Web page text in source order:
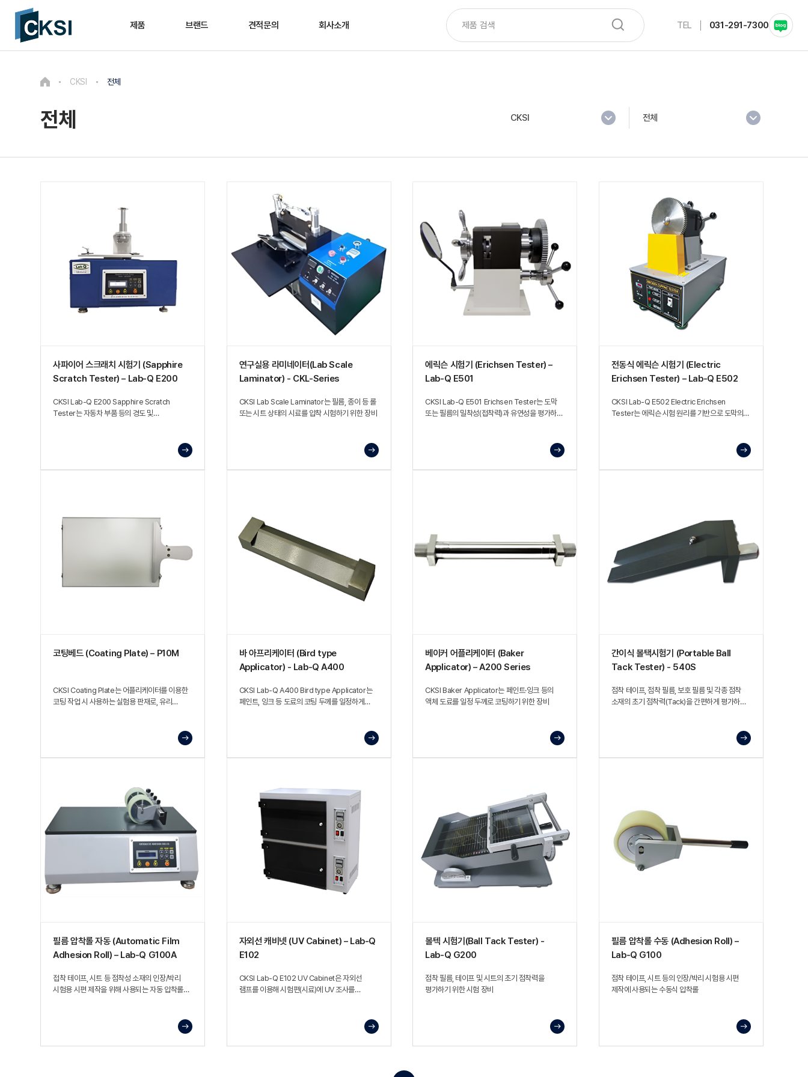
제품 브랜드 견적문의 회사소개 TEL 031-291-7300
CKSI 전체
전체 CKSI 전체
사파이어 스크래치 시험기 (Sapphire
Scratch Tester) – Lab-Q E200
CKSI Lab-Q E200 Sapphire Scratch
Tester는 자동차 부품 등의 경도 및
연구실용 라미네이터(Lab Scale
Laminator) - CKL-Series
CKSI Lab Scale Laminator는 필름, 종이 등 롤
또는 시트 상태의 시료를 압착 시험하기 위한 장비
에릭슨 시험기 (Erichsen Tester) –
Lab-Q E501
CKSI Lab-Q E501 Erichsen Tester는 도막
또는 필름의 밀착성(접착력)과 유연성을 평가하기
전동식 에릭슨 시험기 (Electric
Erichsen Tester) – Lab-Q E502
CKSI Lab-Q E502 Electric Erichsen
Tester는 에릭슨 시험 원리를 기반으로 도막의
코팅베드 (Coating Plate) – P10M
CKSI Coating Plate는 어플리케이터를 이용한
코팅 작업 시 사용하는 실험용 판재로, 유리
바 아프리케이터 (Bird type
Applicator) - Lab-Q A400
CKSI Lab-Q A400 Bird type Applicator는
페인트, 잉크 등 도료의 코팅 두께를 일정하게
베이커 어플리케이터 (Baker
Applicator) – A200 Series
CKSI Baker Applicator는 페인트·잉크 등의
액체 도료를 일정 두께로 코팅하기 위한 장비
간이식 볼택시험기 (Portable Ball
Tack Tester) - 540S
점착 테이프, 점착 필름, 보호 필름 및 각종 점착
소재의 초기 점착력(Tack)을 간편하게 평가하는
필름 압착롤 자동 (Automatic Film
Adhesion Roll) – Lab-Q G100A
접착 테이프, 시트 등 점착성 소재의 인장/박리
시험용 시편 제작을 위해 사용되는 자동 압착롤
자외선 캐비넷 (UV Cabinet) – Lab-Q
E102
CKSI Lab-Q E102 UV Cabinet은 자외선
램프를 이용해 시험편(시료)에 UV 조사를
볼텍 시험기(Ball Tack Tester) -
Lab-Q G200
점착 필름, 테이프 및 시트의 초기 점착력을
평가하기 위한 시험 장비
필름 압착롤 수동 (Adhesion Roll) –
Lab-Q G100
점착 테이프, 시트 등의 인장/박리 시험용 시편
제작에 사용되는 수동식 압착롤